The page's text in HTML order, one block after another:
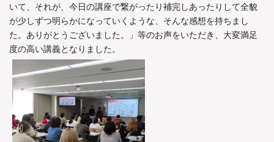
いて、それが、今日の講座で繋がったり補完しあったりして全貌
が少しずつ明らかになっていくような、そんな感想を持ちまし
た。ありがとうございました。」等のお声をいただき、大変満足
度の高い講義となりました。